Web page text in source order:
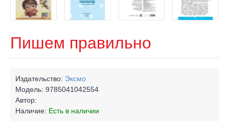
Пишем правильно
Издательство: Эксмо
Модель: 9785041042554
Автор:
Наличие: Есть в наличии